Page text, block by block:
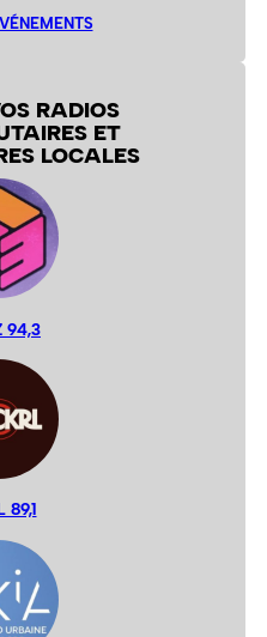
RADIOS
ET
LOCALES
94,3
89,1